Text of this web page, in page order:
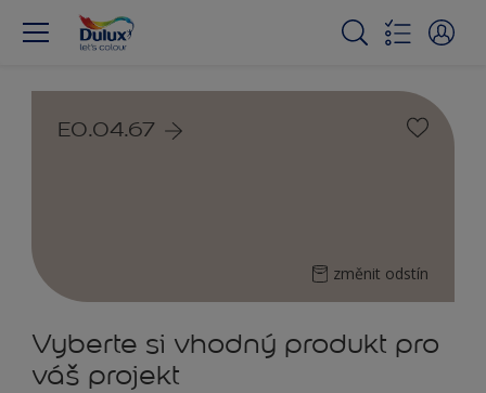
E0.04.67
změnit odstín
Vyberte si vhodný produkt pro
váš projekt